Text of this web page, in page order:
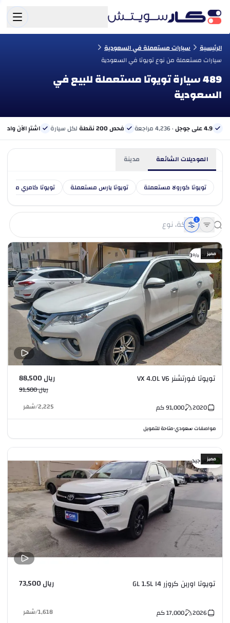
الرئيسية
سيارات مستعملة في السعودية
سيارات مستعملة من نوع تويوتا في السعودية
489 سيارة تويوتا مستعملة للبيع في
السعودية
4.9 على جوجل · 4,236 مراجعة فحص 200 نقطة لكل سيارة اشترِ الآن
الموديلات الشائعة مدينة
تويوتا كورولا مستعملة تويوتا يارس مستعملة تويوتا كامري
1
خصم %3مميز
تويوتا فورتشنر VX 4.0L V6 ريال 88,500
ريال 91,500
2020
91,000كم 2,225
/شهر
مواصفات سعودي•متاحة للتمويل
سعر جيدمميز
تويوتا اوربن كروزر GL 1.5L I4 ريال 73,500
2026
17,000كم 1,618
/شهر